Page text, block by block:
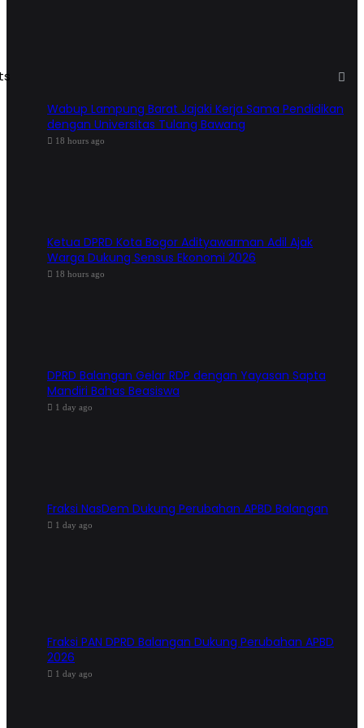
Wabup Lampung Barat Jajaki Kerja Sama Pendidikan
dengan Universitas Tulang Bawang
18 hours ago
Ketua DPRD Kota Bogor Adityawarman Adil Ajak
Warga Dukung Sensus Ekonomi 2026
18 hours ago
DPRD Balangan Gelar RDP dengan Yayasan Sapta
Mandiri Bahas Beasiswa
1 day ago
Fraksi NasDem Dukung Perubahan APBD Balangan
1 day ago
Fraksi PAN DPRD Balangan Dukung Perubahan APBD
2026
1 day ago